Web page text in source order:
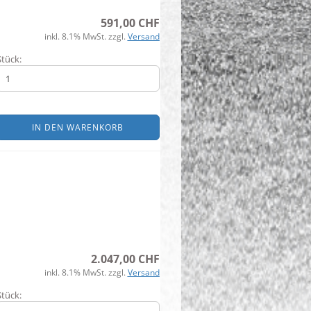
591,00 CHF
inkl. 8.1% MwSt. zzgl. Versand
IN DEN WARENKORB
2.047,00 CHF
inkl. 8.1% MwSt. zzgl. Versand